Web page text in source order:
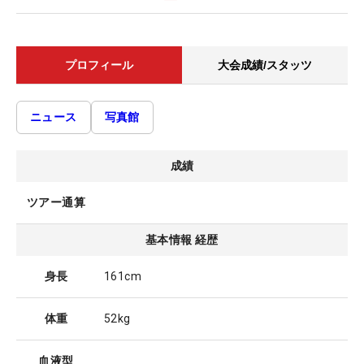
プロフィール 大会成績/スタッツ
ニュース 写真館
成績
ツアー通算
基本情報 経歴
身長 161cm
体重 52kg
血液型